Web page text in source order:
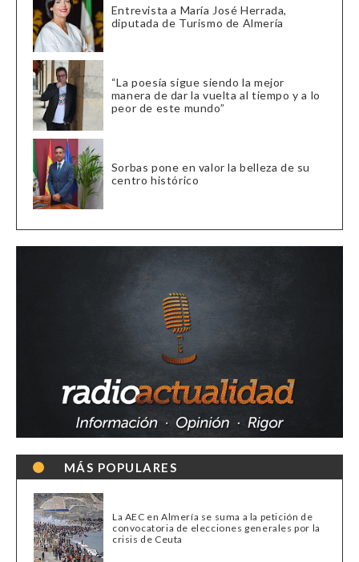
Entrevista a María José Herrada,
diputada de Turismo de Almería
“La poesía sigue siendo la mejor
manera de dar la vuelta al tiempo y a lo
peor de este mundo”
Sorbas pone en valor la belleza de su
centro histórico
MÁS POPULARES
La AEC en Almería se suma a la petición de
convocatoria de elecciones generales por la
crisis de Ceuta